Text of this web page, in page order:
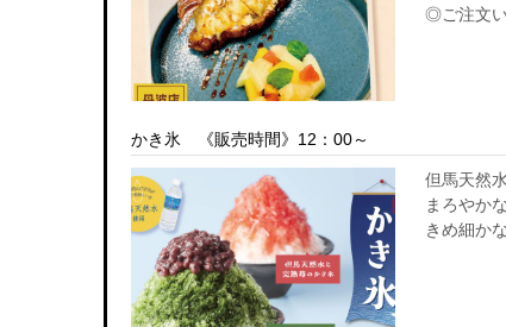
◎ご注文い
かき氷 《販売時間》12：00～
但馬天然
まろやか
きめ細か